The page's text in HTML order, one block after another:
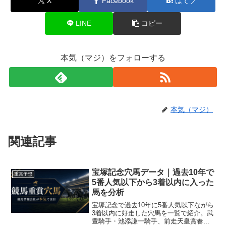
LINE コピー
本気（マジ）をフォローする
本気（マジ）
関連記事
重賞予想
宝塚記念穴馬データ｜過去10年で
5番人気以下から3着以内に入った
馬を分析
宝塚記念で過去10年に5番人気以下ながら
3着以内に好走した穴馬を一覧で紹介。武
豊騎手・池添謙一騎手、前走天皇賞春・